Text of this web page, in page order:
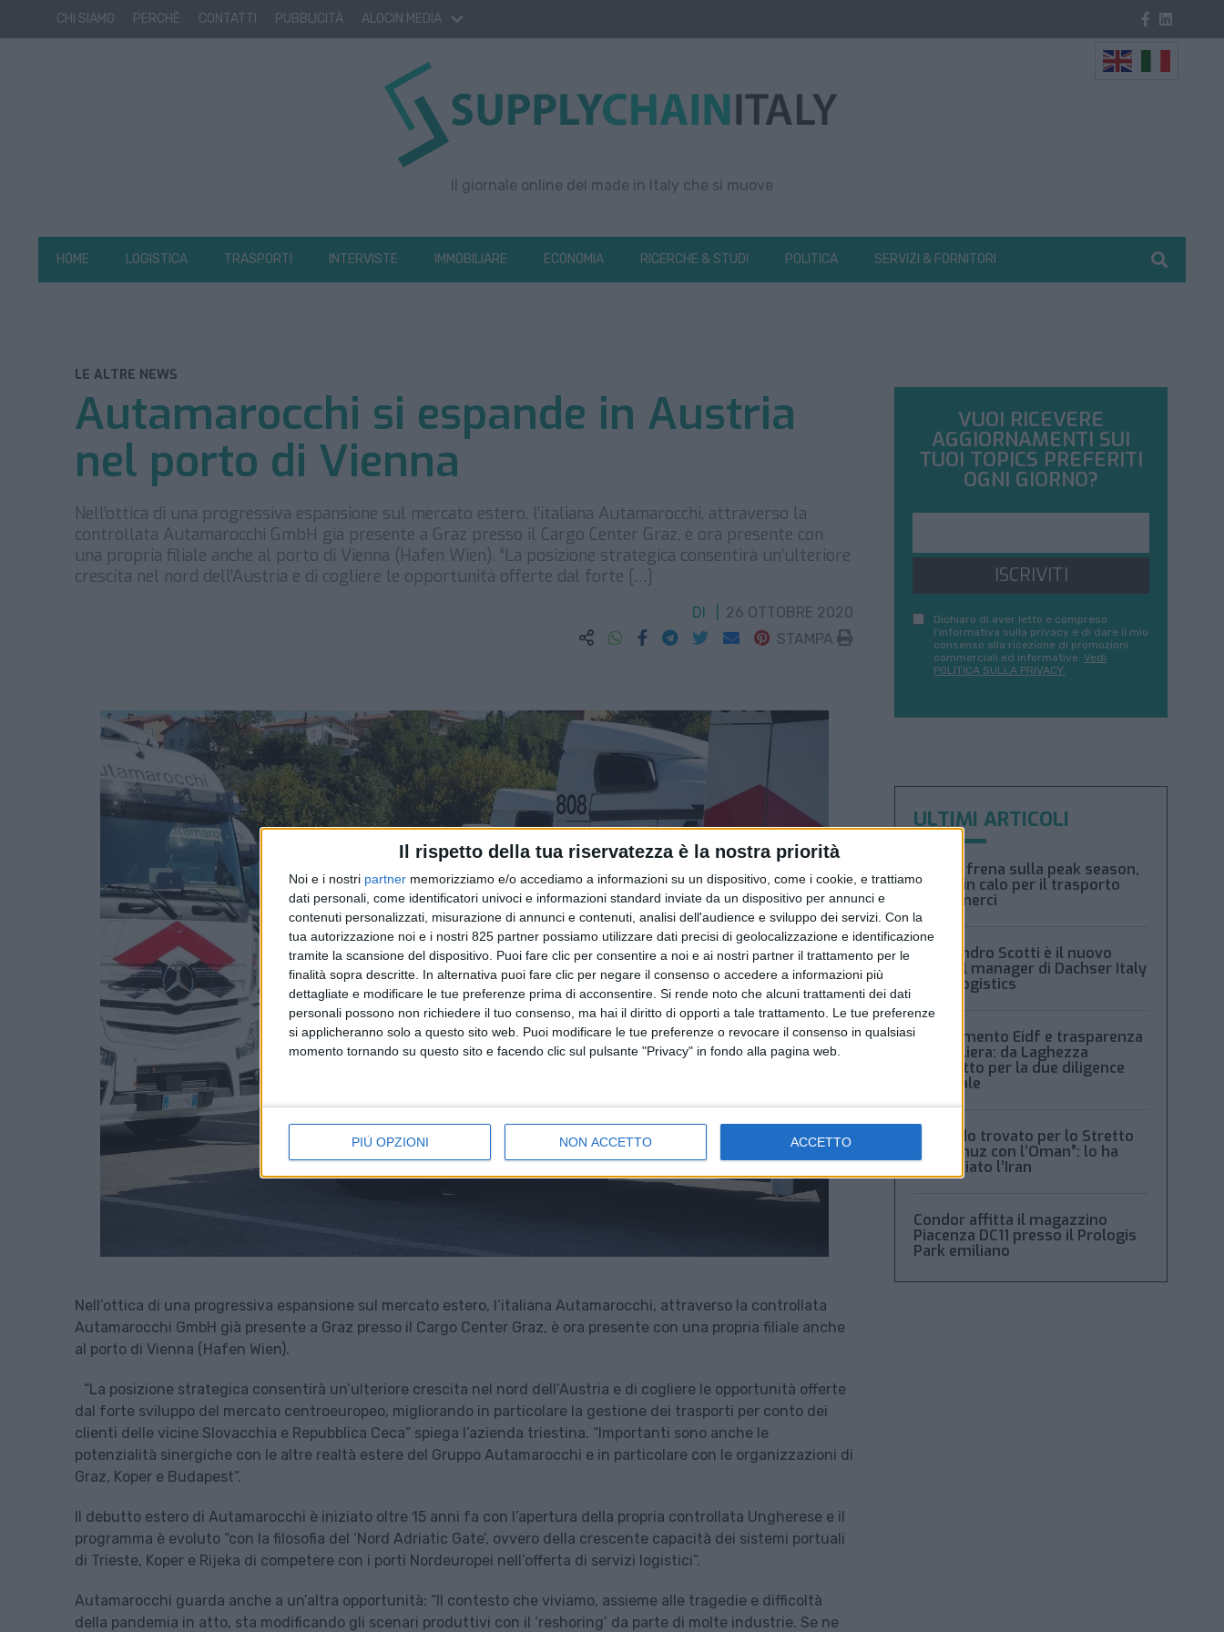
Il rispetto della tua riservatezza è la nostra priorità
Noi e i nostri partner memorizziamo e/o accediamo a informazioni su un dispositivo, come i cookie, e trattiamo
dati personali, come identificatori univoci e informazioni standard inviate da un dispositivo per annunci e
contenuti personalizzati, misurazione di annunci e contenuti, analisi dell'audience e sviluppo dei servizi. Con la
tua autorizzazione noi e i nostri 825 partner possiamo utilizzare dati precisi di geolocalizzazione e identificazione
tramite la scansione del dispositivo. Puoi fare clic per consentire a noi e ai nostri partner il trattamento per le
finalità sopra descritte. In alternativa puoi fare clic per negare il consenso o accedere a informazioni più
dettagliate e modificare le tue preferenze prima di acconsentire. Si rende noto che alcuni trattamenti dei dati
personali possono non richiedere il tuo consenso, ma hai il diritto di opporti a tale trattamento. Le tue preferenze
si applicheranno solo a questo sito web. Puoi modificare le tue preferenze o revocare il consenso in qualsiasi
momento tornando su questo sito e facendo clic sul pulsante "Privacy" in fondo alla pagina web.
PIÙ OPZIONI NON ACCETTO ACCETTO
CHI SIAMO PERCHÈ CONTATTI PUBBLICITÀ ALOCIN MEDIA
Il giornale online del made in Italy che si muove
HOME LOGISTICA TRASPORTI INTERVISTE IMMOBILIARE ECONOMIA RICERCHE & STUDI POLITICA SERVIZI & FORNITORI
LE ALTRE NEWS
Autamarocchi si espande in Austria
nel porto di Vienna
Nell’ottica di una progressiva espansione sul mercato estero, l’italiana Autamarocchi, attraverso la
controllata Autamarocchi GmbH già presente a Graz presso il Cargo Center Graz, è ora presente con
una propria filiale anche al porto di Vienna (Hafen Wien). “La posizione strategica consentirà un’ulteriore
crescita nel nord dell’Austria e di cogliere le opportunità offerte dal forte […]
DI
26 OTTOBRE 2020
STAMPA
Nell’ottica di una progressiva espansione sul mercato estero, l’italiana Autamarocchi, attraverso la controllata
Autamarocchi GmbH già presente a Graz presso il Cargo Center Graz, è ora presente con una propria filiale anche
al porto di Vienna (Hafen Wien).
“La posizione strategica consentirà un’ulteriore crescita nel nord dell’Austria e di cogliere le opportunità offerte
dal forte sviluppo del mercato centroeuropeo, migliorando in particolare la gestione dei trasporti per conto dei
clienti delle vicine Slovacchia e Repubblica Ceca” spiega l’azienda triestina. “Importanti sono anche le
potenzialità sinergiche con le altre realtà estere del Gruppo Autamarocchi e in particolare con le organizzazioni di
Graz, Koper e Budapest”.
Il debutto estero di Autamarocchi è iniziato oltre 15 anni fa con l’apertura della propria controllata Ungherese e il
programma è evoluto “con la filosofia del ‘Nord Adriatic Gate’, ovvero della crescente capacità dei sistemi portuali
di Trieste, Koper e Rijeka di competere con i porti Nordeuropei nell’offerta di servizi logistici”.
Autamarocchi guarda anche a un’altra opportunità: “Il contesto che viviamo, assieme alle tragedie e difficoltà
della pandemia in atto, sta modificando gli scenari produttivi con il ‘reshoring’ da parte di molte industrie. Se ne
VUOI RICEVERE
AGGIORNAMENTI SUI
TUOI TOPICS PREFERITI
OGNI GIORNO?
ISCRIVITI
Dichiaro di aver letto e compreso
l'informativa sulla privacy e di dare il mio
consenso alla ricezione di promozioni
commerciali ed informative. Vedi
POLITICA SULLA PRIVACY.
ULTIMI ARTICOLI
Xeneta frena sulla peak season,
tariffe in calo per il trasporto
aereo merci
Alessandro Scotti è il nuovo
general manager di Dachser Italy
Food Logistics
Regolamento Eidf e trasparenza
della filiera: da Laghezza
pacchetto per la due diligence
aziendale
“Accordo trovato per lo Stretto
di Hormuz con l’Oman”: lo ha
annunciato l’Iran
Condor affitta il magazzino
Piacenza DC11 presso il Prologis
Park emiliano